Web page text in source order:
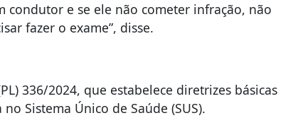
condutor e se ele não cometer infração, não
fazer o exame”, disse.
336/2024, que estabelece diretrizes básicas
Sistema Único de Saúde (SUS).